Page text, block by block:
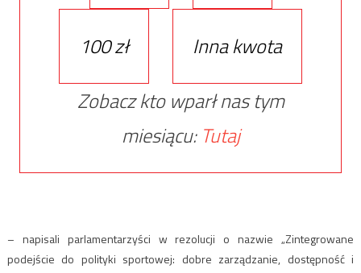
100 zł
Inna kwota
Zobacz kto wparł nas tym
miesiącu: Tutaj
– napisali parlamentarzyści w rezolucji o nazwie „Zintegrowane
podejście do polityki sportowej: dobre zarządzanie, dostępność i